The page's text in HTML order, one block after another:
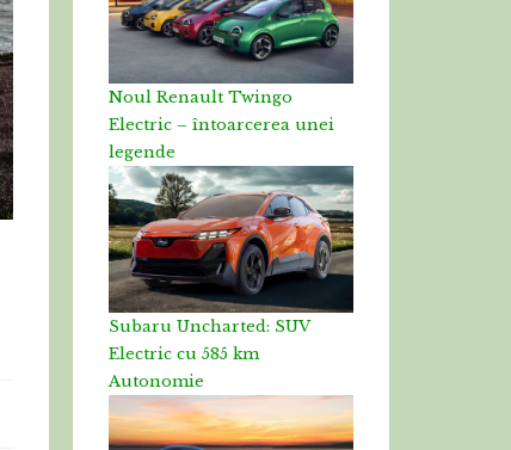
Noul Renault Twingo
Electric – întoarcerea unei
legende
Subaru Uncharted: SUV
Electric cu 585 km
Autonomie